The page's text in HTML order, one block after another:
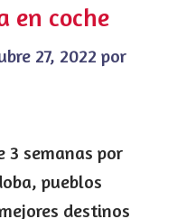
en coche
27, 2022 por
3 semanas por
pueblos
destinos